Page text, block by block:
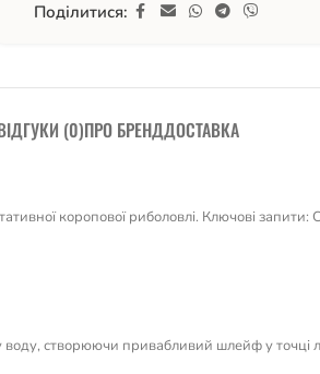
Поділитися:
(0)ПРО БРЕНДДОСТАВКА
коропової риболовлі. Ключові запити:
створюючи привабливий шлейф у точці